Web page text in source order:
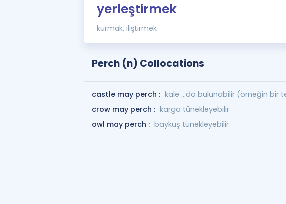
yerleştirmek
kurmak, iliştirmek
Perch (n) Collocations
castle may perch : kale ...da bulunabilir (örneğin bir
crow may perch : karga tünekleyebilir
owl may perch : baykuş tünekleyebilir